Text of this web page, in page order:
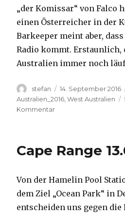
„der Komissar“ von Falco
einen Österreicher in der
Barkeeper meint aber,
Radio kommt. Erstaunlich,
Australien immer noch
Autor
stefan
Veröffentlicht
am
14. September 2016
Australien_2016 ,West Australien
Kommentarzu
Cape Range
Von der Hamelin Pool
dem Ziel „Ocean Park“ in
entscheiden uns gegen